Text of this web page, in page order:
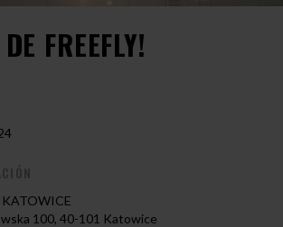
FREEFLY!
KATOWICE
100, 40-101 Katowice